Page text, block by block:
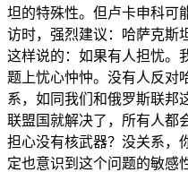
坦的特殊性。但卢卡申科可
访时，强烈建议：哈萨克斯
这样说的：如果有人担忧。
题上忧心忡忡。没有人反对
系，如同我们和俄罗斯联邦
联盟国就解决了，所有人都
担心没有核武器？没关系，
定也意识到这个问题的敏感